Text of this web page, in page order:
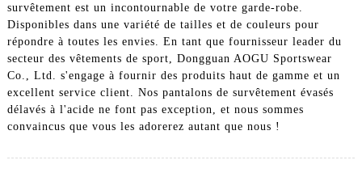
survêtement est un incontournable de votre garde-robe.
Disponibles dans une variété de tailles et de couleurs pour
répondre à toutes les envies. En tant que fournisseur leader du
secteur des vêtements de sport, Dongguan AOGU Sportswear
Co., Ltd. s'engage à fournir des produits haut de gamme et un
excellent service client. Nos pantalons de survêtement évasés
délavés à l'acide ne font pas exception, et nous sommes
convaincus que vous les adorerez autant que nous !